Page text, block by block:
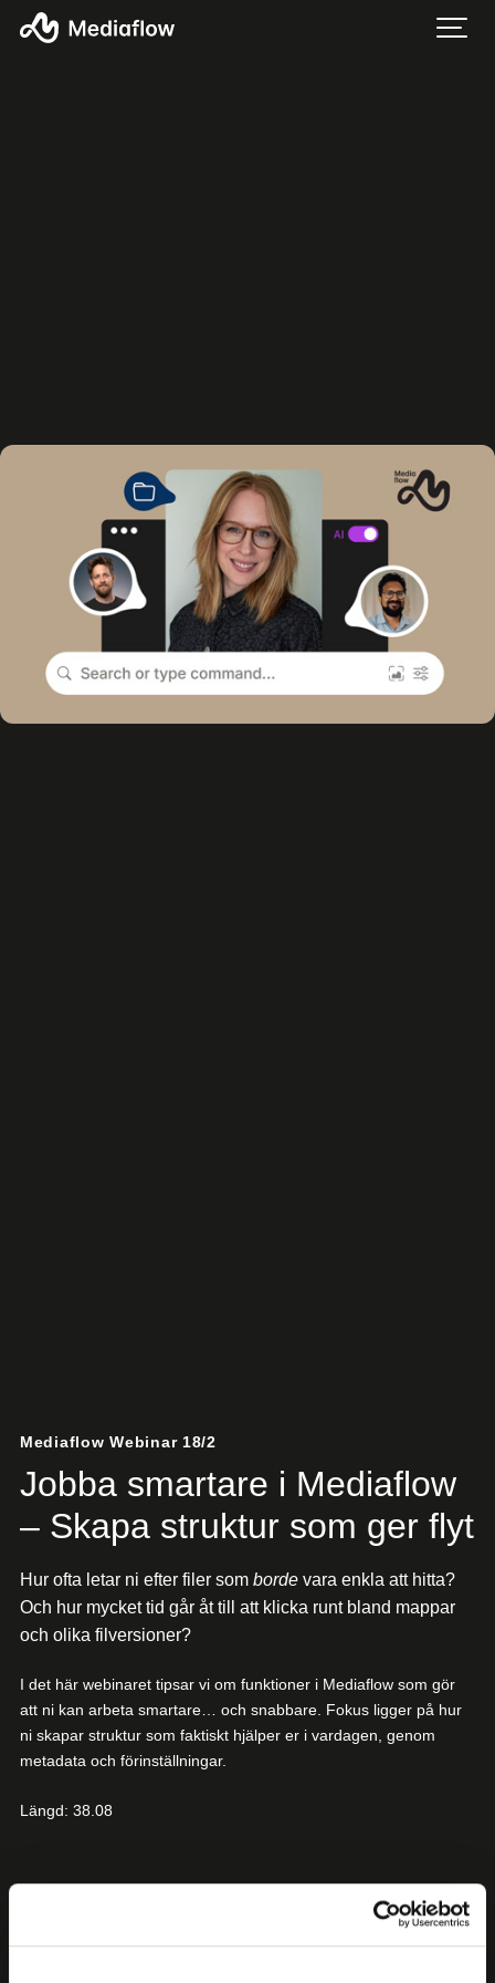
Mediaflow Webinar 18/2
Jobba smartare i Mediaflow
– Skapa struktur som ger flyt
Hur ofta letar ni efter filer som borde vara enkla att hitta?
Och hur mycket tid går åt till att klicka runt bland mappar
och olika filversioner?
I det här webinaret tipsar vi om funktioner i Mediaflow som gör
att ni kan arbeta smartare… och snabbare. Fokus ligger på hur
ni skapar struktur som faktiskt hjälper er i vardagen, genom
metadata och förinställningar.
Längd: 38.08